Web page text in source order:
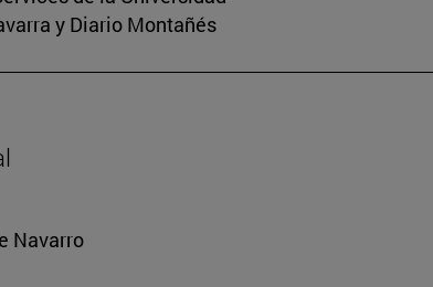
y Diario Montañés
Navarro